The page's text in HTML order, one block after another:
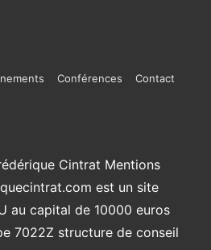
Conférences
Contact
Cintrat Mentions
est un site
au capital de 10000 euros
7022Z structure de conseil